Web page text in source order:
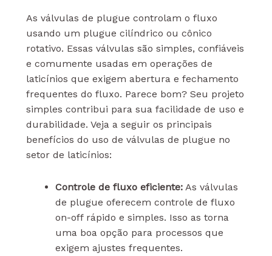
As válvulas de plugue controlam o fluxo
usando um plugue cilíndrico ou cônico
rotativo. Essas válvulas são simples, confiáveis
e comumente usadas em operações de
laticínios que exigem abertura e fechamento
frequentes do fluxo. Parece bom? Seu projeto
simples contribui para sua facilidade de uso e
durabilidade. Veja a seguir os principais
benefícios do uso de válvulas de plugue no
setor de laticínios:
Controle de fluxo eficiente:As válvulas
de plugue oferecem controle de fluxo
on-off rápido e simples. Isso as torna
uma boa opção para processos que
exigem ajustes frequentes.